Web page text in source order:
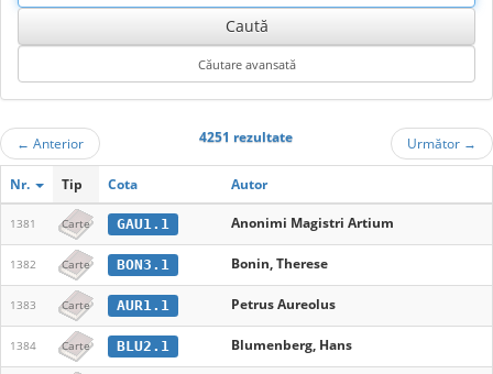
← Anterior 4251 rezultate Următor →
Nr. Tip Cota Autor
1381 Carte GAU1.1 Anonimi Magistri Artium
1382 Carte BON3.1 Bonin, Therese
1383 Carte AUR1.1 Petrus Aureolus
1384 Carte BLU2.1 Blumenberg, Hans